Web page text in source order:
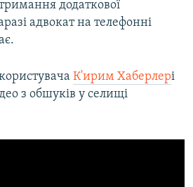
додаткової
адвокат на телефонні
К'ирим Хаберлері
з обшуків у селищі